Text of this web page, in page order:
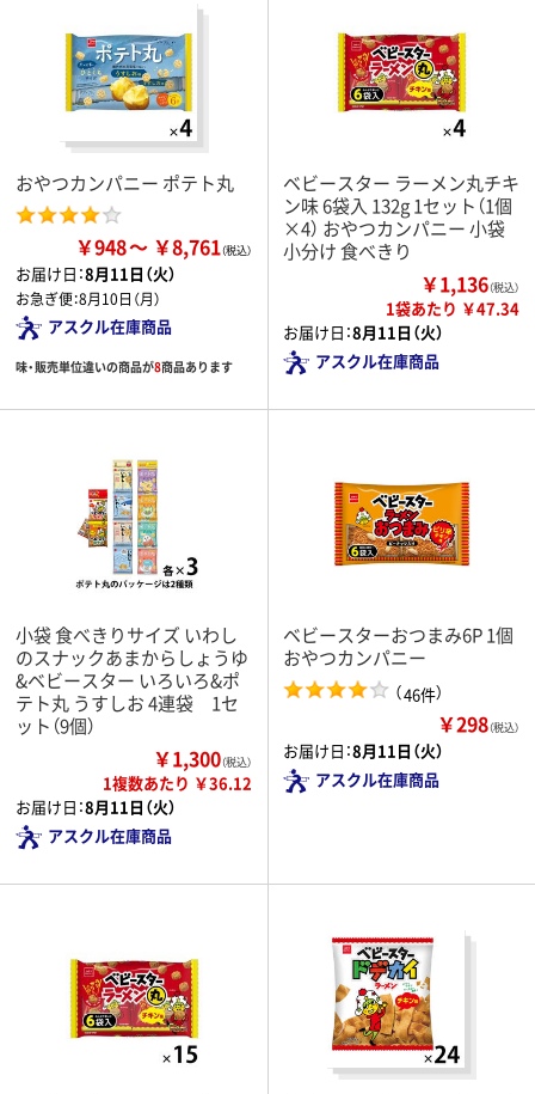
おやつカンパニー ポテト丸
￥948 ￥8,761
お届け日：8月11日（火）
お急ぎ便：8月10日（月）
アスクル在庫商品
味・販売単位違いの商品が8商品あります
ベビースター ラーメン丸チキ
ン味 6袋入 132g 1セット（1個
×4） おやつカンパニー 小袋
小分け 食べきり
￥1,136（税込）
1袋あたり ￥47.34
お届け日：8月11日（火）
アスクル在庫商品
小袋 食べきりサイズ いわし
のスナックあまからしょうゆ
&ベビースター いろいろ&ポ
テト丸 うすしお 4連袋 1セ
ット（9個）
￥1,300（税込）
1複数あたり ￥36.12
お届け日：8月11日（火）
アスクル在庫商品
ベビースターおつまみ6P 1個
おやつカンパニー
（46件）
￥298（税込）
お届け日：8月11日（火）
アスクル在庫商品